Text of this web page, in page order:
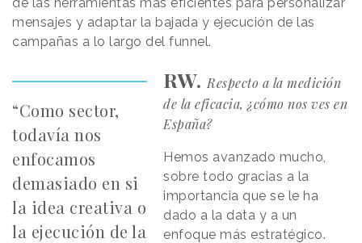
mensajes y adaptar la bajada y ejecución de las
campañas a lo largo del funnel.
“Como sector,
todavía nos
enfocamos
demasiado en si
la idea creativa o
la ejecución de la
RW. Respecto a la medición
de la eficacia, ¿cómo nos ves en
España?
Hemos avanzado mucho,
sobre todo gracias a la
importancia que se le ha
dado a la data y a un
enfoque más estratégico.